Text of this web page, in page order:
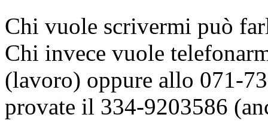
Chi vuole scrivermi può
Chi invece vuole
(lavoro) oppure allo 071-
provate il 334-9203586